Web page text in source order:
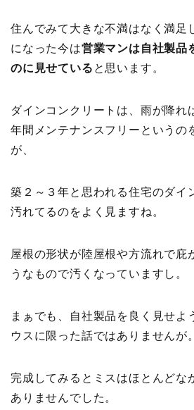
住んでみて大きな不満はなく満足
になった今は営業マンは自社製品
のに見せている と思います。
ダインコンクリートは、雨が降れ
年間メンテナンスフリーというの
が、
築２～３年と思われる住宅のダイ
汚れてるのをよく見ますね。
屋根の形状が陸屋根や方流れで庇
うなもので汚くなっていますし。
まぁでも、自社製品を良く見せよ
ウスに限った話ではありませんが。
完成してみるとミスはほとんどな
ありませんでした。